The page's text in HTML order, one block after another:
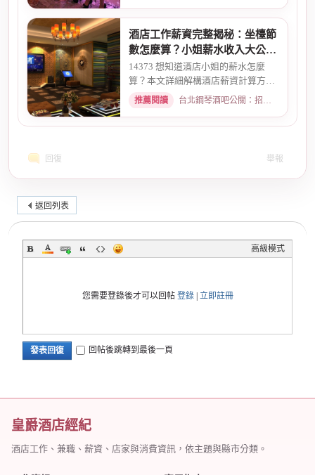
酒店工作薪資完整揭秘：坐檯節
數怎麼算？小姐薪水收入大公開
｜2026最新
14373 想知道酒店小姐的薪水怎麼
算？本文詳細解構酒店薪資計算方
式，從「坐檯節數」的基本概念、...
推薦閱讀 台北鋼琴酒吧公關：招募條件與工作環境介紹 · 2026-03-09
回復 舉報
返回列表
高級模式
您需要登錄後才可以回帖 登錄| 立即註冊
發表回復 回帖後跳轉到最後一頁
皇爵酒店經紀
酒店工作、兼職、薪資、店家與消費資訊，依主題與縣市分類。